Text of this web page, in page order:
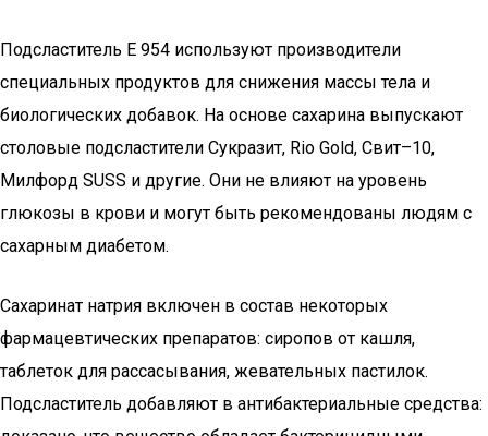
Подсластитель Е 954 используют производители
специальных продуктов для снижения массы тела и
биологических добавок. На основе сахарина выпускают
столовые подсластители Сукразит, Rio Gold, Свит–10,
Милфорд SUSS и другие. Они не влияют на уровень
глюкозы в крови и могут быть рекомендованы людям с
сахарным диабетом.
Сахаринат натрия включен в состав некоторых
фармацевтических препаратов: сиропов от кашля,
таблеток для рассасывания, жевательных пастилок.
Подсластитель добавляют в антибактериальные средства: